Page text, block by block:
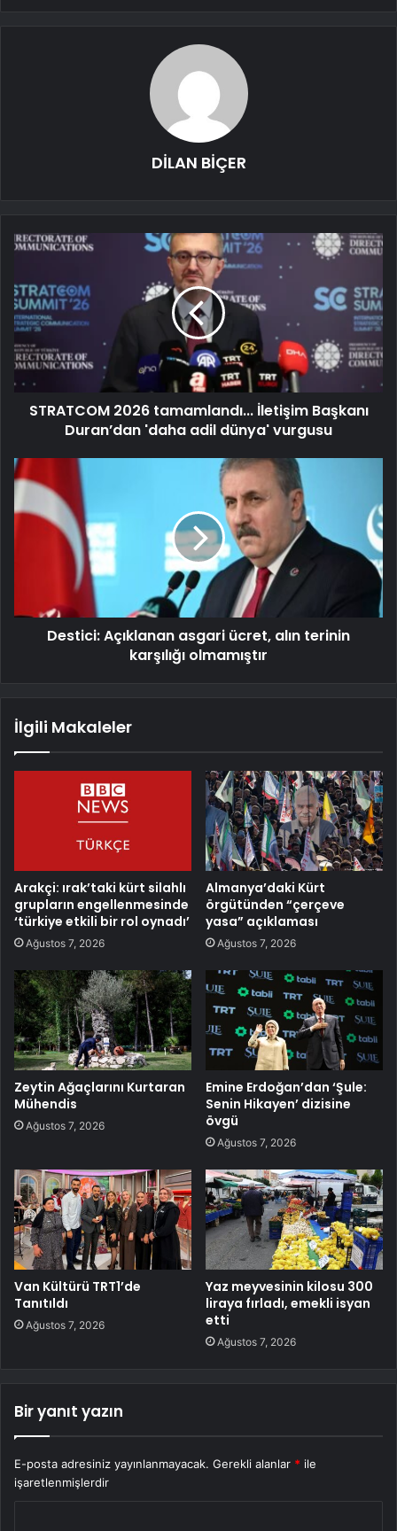
DİLAN BİÇER
STRATCOM 2026 tamamlandı... İletişim Başkanı
Duran’dan 'daha adil dünya' vurgusu
Destici: Açıklanan asgari ücret, alın terinin
karşılığı olmamıştır
İlgili Makaleler
Arakçi: ırak’taki kürt silahlı
grupların engellenmesinde
‘türkiye etkili bir rol oynadı’
Ağustos 7, 2026
Almanya’daki Kürt
örgütünden “çerçeve
yasa” açıklaması
Ağustos 7, 2026
Zeytin Ağaçlarını Kurtaran
Mühendis
Ağustos 7, 2026
Emine Erdoğan’dan ‘Şule:
Senin Hikayen’ dizisine
övgü
Ağustos 7, 2026
Van Kültürü TRT1’de
Tanıtıldı
Ağustos 7, 2026
Yaz meyvesinin kilosu 300
liraya fırladı, emekli isyan
etti
Ağustos 7, 2026
Bir yanıt yazın
E-posta adresiniz yayınlanmayacak. Gerekli alanlar * ile
işaretlenmişlerdir